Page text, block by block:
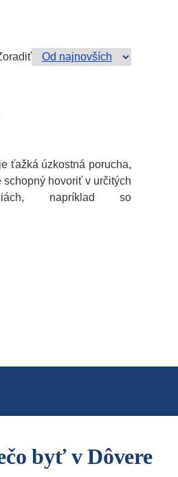
ťažká úzkostná porucha,
hovoriť v určitých
napríklad so
byť v Dôvere